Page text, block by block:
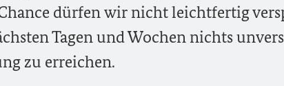
dürfen wir nicht leichtfertig
Tagen und Wochen nichts
zu erreichen.